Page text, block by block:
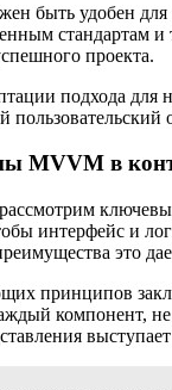
быть удобен
стандартам
проекта.
подхода для
пользовательский
MVVM в
интерфейс и
это
принципов
компонент, не